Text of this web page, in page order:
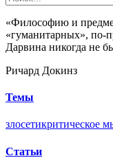
«Философию и
«гуманитарных», по-
Дарвина никогда не
Ричард Докинз
Темы
злосетикритическое
Статьи